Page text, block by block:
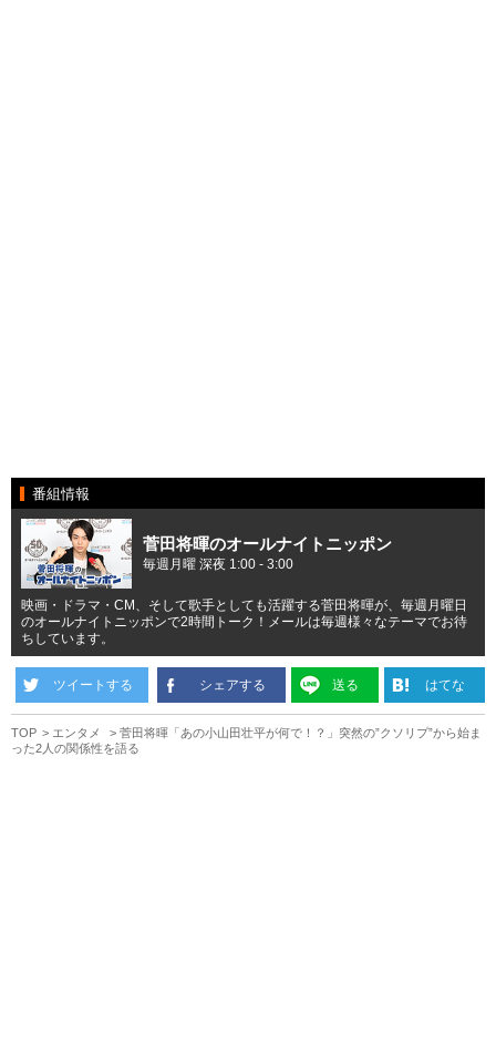
番組情報
菅田将暉のオールナイトニッポン
毎週月曜 深夜 1:00 - 3:00
映画・ドラマ・CM、そして歌手としても活躍する菅田将暉が、毎週月曜日
のオールナイトニッポンで2時間トーク！メールは毎週様々なテーマでお待
ちしています。
ツイートする シェアする 送る はてな
TOP エンタメ
菅田将暉「あの小山田壮平が何で！？」突然の”クソリプ”から始ま
った2人の関係性を語る